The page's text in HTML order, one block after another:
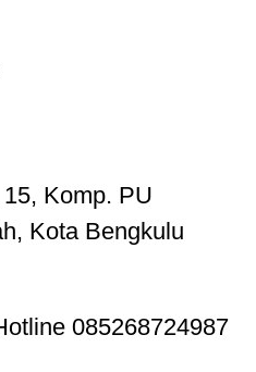
Komp. PU
Kota Bengkulu
085268724987